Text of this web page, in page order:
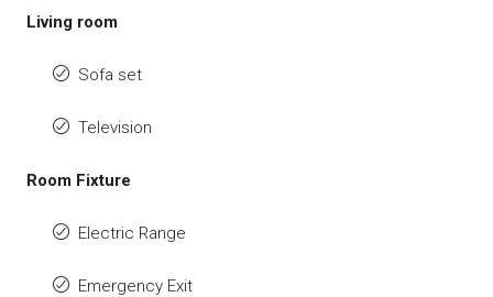
Living room
Sofa set
Television
Room Fixture
Electric Range
Emergency Exit